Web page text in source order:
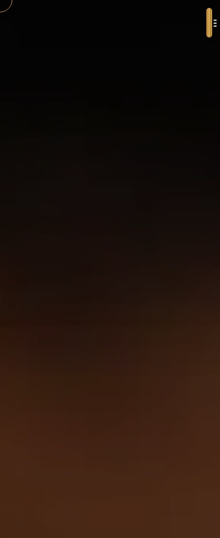
Panneau de gestion des cookies